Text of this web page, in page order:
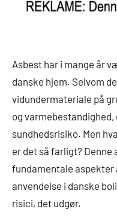
Asbest har i mange år
danske hjem. Selvom
vidundermateriale på
og
sundhedsrisiko. Men
er det så farligt? Denne
fundamentale aspekter
anvendelse i danske
risici, det udgør.